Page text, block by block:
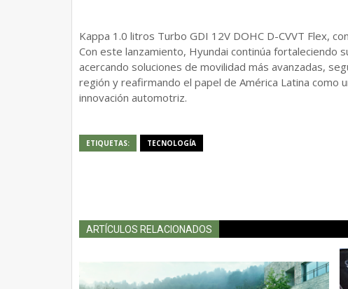
Kappa 1.0 litros Turbo GDI 12V DOHC D-CVVT Flex,
Con este lanzamiento, Hyundai continúa fortaleciendo
acercando soluciones de movilidad más avanzadas,
región y reafirmando el papel de América Latina como
innovación automotriz.
ETIQUETAS: TECNOLOGÍA
ARTÍCULOS RELACIONADOS